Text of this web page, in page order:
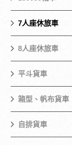
7人座休旅車
8人座休旅車
平斗貨車
箱型、帆布貨車
自排貨車